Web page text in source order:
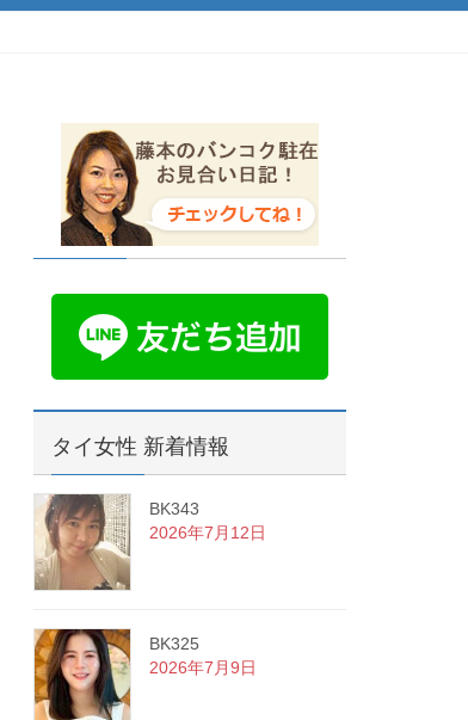
タイ女性 新着情報
BK343
2026年7月12日
BK325
2026年7月9日